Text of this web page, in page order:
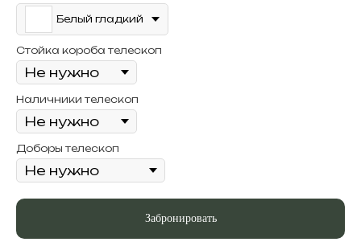
Белый гладкий
Стойка короба телескоп
Наличники телескоп
Доборы телескоп
Забронировать